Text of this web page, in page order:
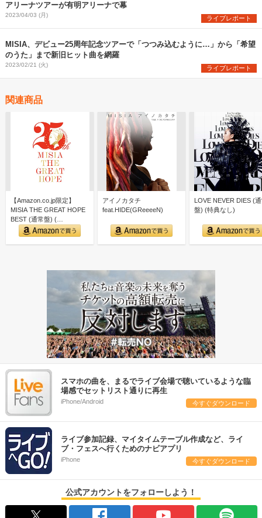
アリーナツアーが有明アリーナで幕
2023/04/03 (月) ライブレポート
MISIA、デビュー25周年記念ツアーで「つつみ込むように…」から「希望
のうた」まで新旧ヒット曲を網羅
2023/02/21 (火) ライブレポート
関連商品
【Amazon.co.jp限定】
MISIA THE GREAT HOPE
BEST (通常盤) (…
アイノカタチ
feat.HIDE(GReeeeN)
LOVE NEVER DIES (
盤) (特典なし)
スマホの曲を、まるでライブ会場で聴いているような臨
場感でセットリスト通りに再生
iPhone/Android 今すぐダウンロード
ライブ参加記録、マイタイムテーブル作成など、ライ
ブ・フェスへ行くためのナビアプリ
iPhone 今すぐダウンロード
公式アカウントをフォローしよう！